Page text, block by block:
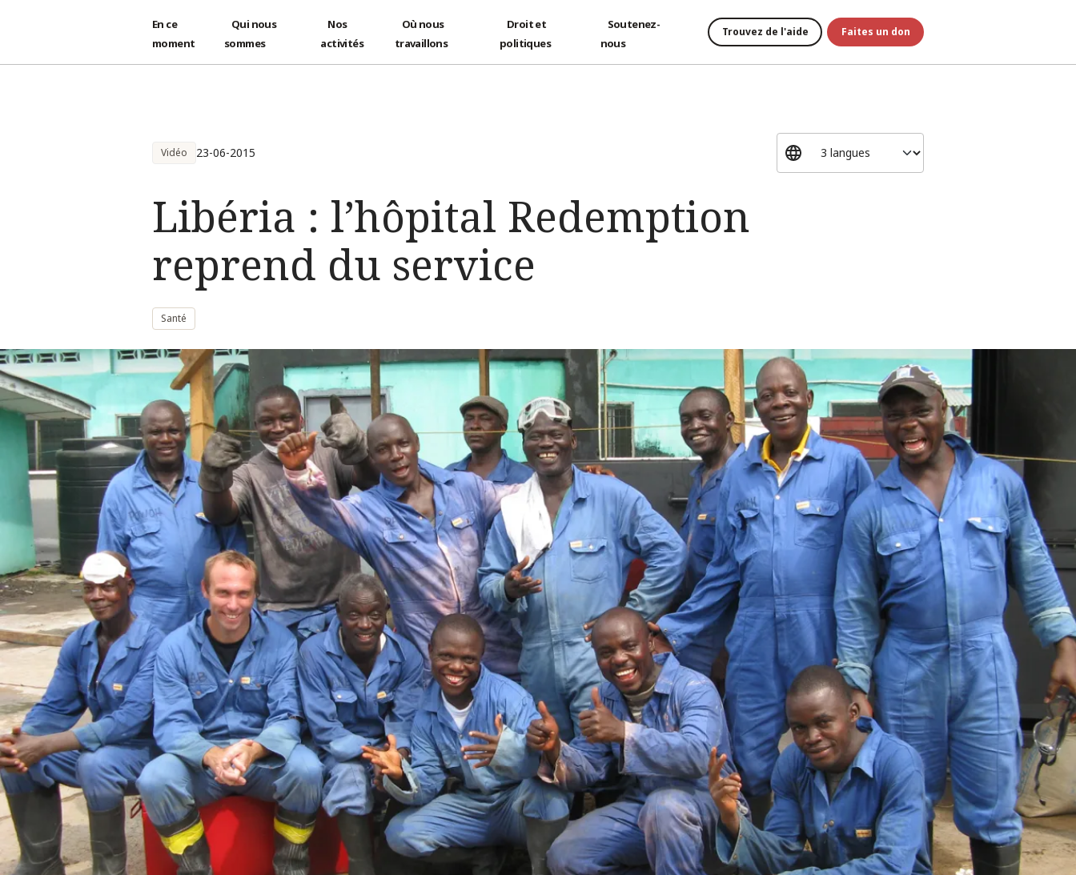
En ce
moment
Qui nous
sommes
Nos
activités
Où nous
travaillons
Droit et
politiques
Soutenez-
nous
Trouvez de l'aide Faites un don
Vidéo 23-06-2015
Libéria : l’hôpital Redemption
reprend du service
Santé